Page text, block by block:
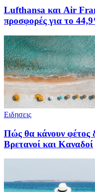
Lufthansa και Air
προσφορές για το
Ειδησεις
Πώς θα κάνουν φέτος
Βρετανοί και Καναδοί